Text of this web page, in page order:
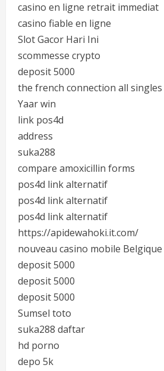
casino en ligne retrait immediat
casino fiable en ligne
Slot Gacor Hari Ini
scommesse crypto
deposit 5000
the french connection all singles
Yaar win
link pos4d
address
suka288
compare amoxicillin forms
pos4d link alternatif
pos4d link alternatif
pos4d link alternatif
https://apidewahoki.it.com/
nouveau casino mobile Belgique
deposit 5000
deposit 5000
deposit 5000
Sumsel toto
suka288 daftar
hd porno
depo 5k